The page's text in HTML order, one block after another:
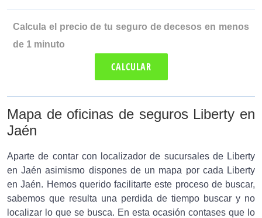
Calcula el precio de tu seguro de decesos en menos
de 1 minuto
CALCULAR
Mapa de oficinas de seguros Liberty en
Jaén
Aparte de contar con localizador de sucursales de Liberty
en Jaén asimismo dispones de un mapa por cada Liberty
en Jaén. Hemos querido facilitarte este proceso de buscar,
sabemos que resulta una perdida de tiempo buscar y no
localizar lo que se busca. En esta ocasión contases que lo